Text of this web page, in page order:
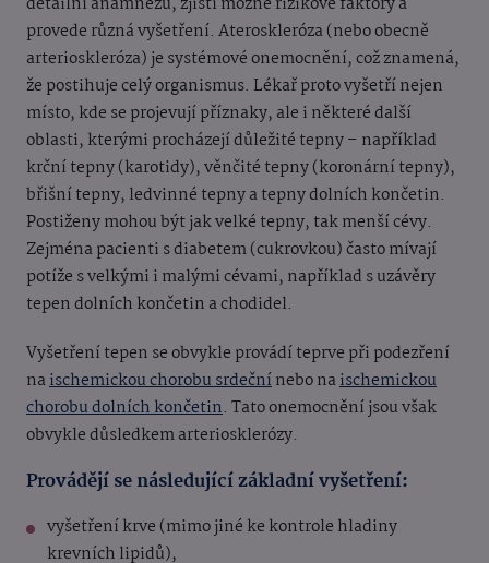
provede různá vyšetření. Ateroskleróza (nebo obecně
arterioskleróza) je systémové onemocnění, což znamená,
že postihuje celý organismus. Lékař proto vyšetří nejen
místo, kde se projevují příznaky, ale i některé další
oblasti, kterými procházejí důležité tepny – například
krční tepny (karotidy), věnčité tepny (koronární tepny),
břišní tepny, ledvinné tepny a tepny dolních končetin.
Postiženy mohou být jak velké tepny, tak menší cévy.
Zejména pacienti s diabetem (cukrovkou) často mívají
potíže s velkými i malými cévami, například s uzávěry
tepen dolních končetin a chodidel.
Vyšetření tepen se obvykle provádí teprve při podezření
naischemickou chorobu srdečnínebo naischemickou
chorobu dolních končetin. Tato onemocnění jsou však
obvykle důsledkem arteriosklerózy.
Provádějí se následující základní vyšetření:
vyšetření krve (mimo jiné ke kontrole hladiny
krevních lipidů),